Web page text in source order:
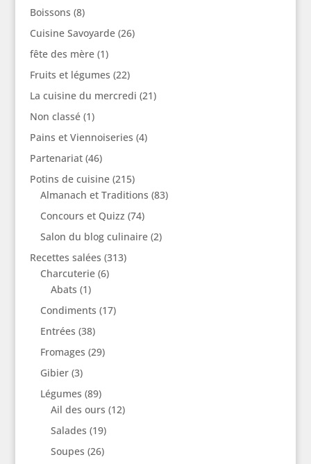
Boissons (8)
Cuisine Savoyarde(26)
fête des mère(1)
Fruits et légumes (22)
La cuisine du mercredi (21)
Non classé(1)
Pains et Viennoiseries (4)
Partenariat(46)
Potins de cuisine(215)
Almanach et Traditions (83)
Concours et Quizz (74)
Salon du blog culinaire(2)
Recettes salées (313)
Charcuterie(6)
Abats (1)
Condiments (17)
Entrées (38)
Fromages (29)
Gibier(3)
Légumes (89)
Ail des ours (12)
Salades (19)
Soupes (26)